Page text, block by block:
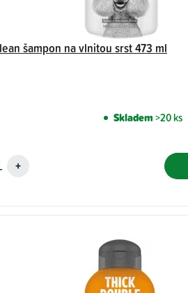
šampon na vlnitou srst 473 ml
Skladem>20 ks